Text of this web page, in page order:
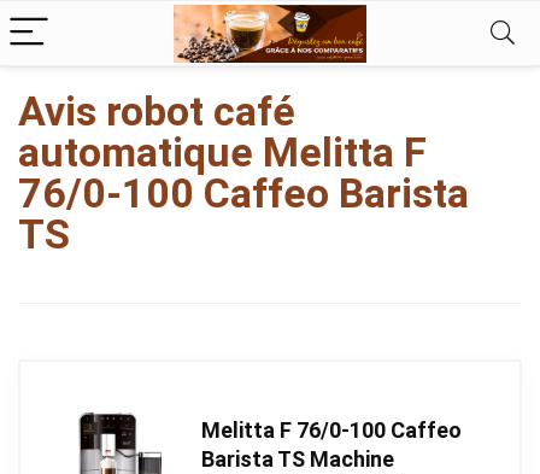
Avis robot café
automatique Melitta F
76/0-100 Caffeo Barista
TS
Melitta F 76/0-100 Caffeo
Barista TS Machine